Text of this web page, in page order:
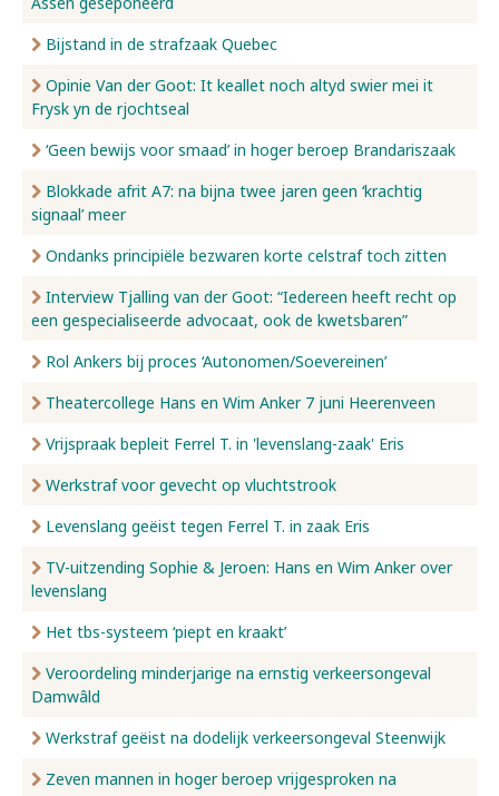
Bijstand in de strafzaak Quebec
Opinie Van der Goot: It keallet noch altyd swier mei it
Frysk yn de rjochtseal
‘Geen bewijs voor smaad’ in hoger beroep Brandariszaak
Blokkade afrit A7: na bijna twee jaren geen ‘krachtig
signaal’ meer
Ondanks principiële bezwaren korte celstraf toch zitten
Interview Tjalling van der Goot: “Iedereen heeft recht op
een gespecialiseerde advocaat, ook de kwetsbaren”
Rol Ankers bij proces ‘Autonomen/Soevereinen’
Theatercollege Hans en Wim Anker 7 juni Heerenveen
Vrijspraak bepleit Ferrel T. in 'levenslang-zaak' Eris
Werkstraf voor gevecht op vluchtstrook
Levenslang geëist tegen Ferrel T. in zaak Eris
TV-uitzending Sophie & Jeroen: Hans en Wim Anker over
levenslang
Het tbs-systeem ‘piept en kraakt’
Veroordeling minderjarige na ernstig verkeersongeval
Damwâld
Werkstraf geëist na dodelijk verkeersongeval Steenwijk
Zeven mannen in hoger beroep vrijgesproken na